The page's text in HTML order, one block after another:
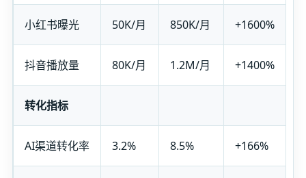
小红书曝光 50K/月 850K/月 +1600%
抖音播放量 80K/月 1.2M/月 +1400%
转化指标
AI渠道转化率 3.2% 8.5% +166%